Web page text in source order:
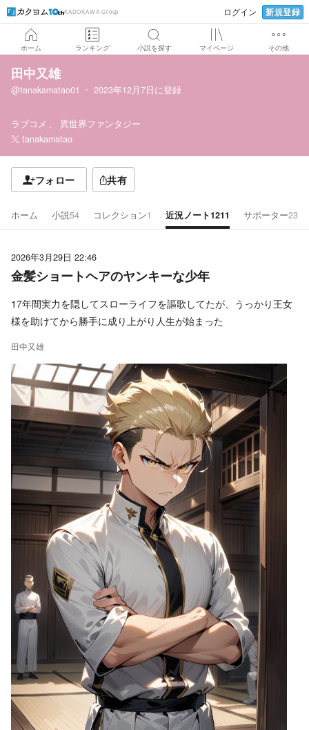
KADOKAWA Group ログイン 新規登録
ホーム ランキング 小説を探す マイページ その他
田中又雄
@tanakamatao01 2023年12月7日に登録
ラブコメ
異世界ファンタジー
tanakamatao
フォロー 共有
ホーム 小説54 コレクション1 近況ノート1211 サポーター23
2026年3月29日 22:46
金髪ショートヘアのヤンキーな少年
17年間実力を隠してスローライフを謳歌してたが、うっかり王女
様を助けてから勝手に成り上がり人生が始まった
田中又雄